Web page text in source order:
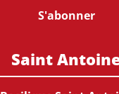
S'abonner
Saint